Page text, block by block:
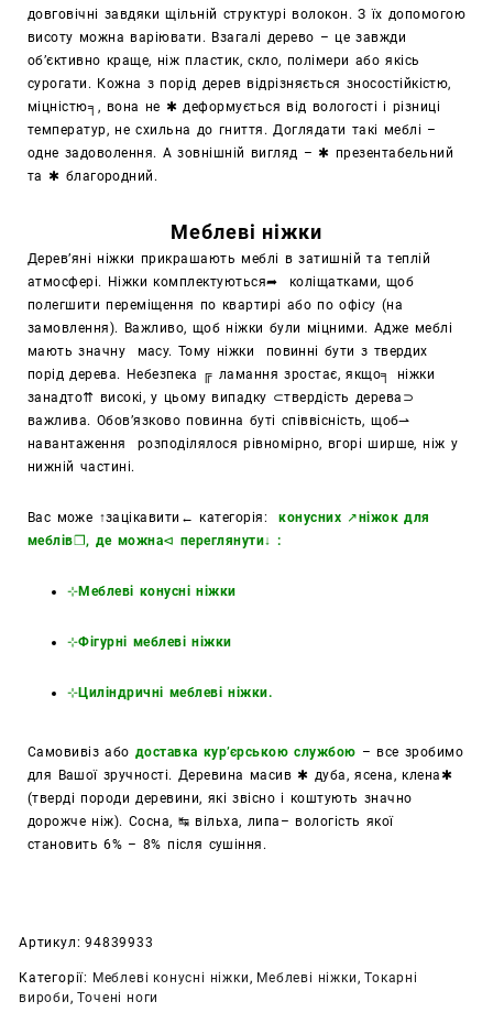
довговічні завдяки щільній структурі волокон.З їх допомогою
висоту можна варіювати. Взагалі дерево – це завжди
об’єктивно краще, ніж пластик, скло, полімери або якісь
сурогати. Кожна з порід дерев відрізняється зносостійкістю,
міцністю╕, вона не ✱ деформується від вологості і різниці
температур, не схильна до гниття. Доглядати такі меблі –
одне задоволення. А зовнішній вигляд – ✱ презентабельний
та ✱ благородний.
Меблеві ніжки
Дерев’яні ніжки прикрашають меблі в затишній та теплій
атмосфері. Ніжки комплектуються➦ коліщатками, щоб
полегшити переміщення по квартирі або по офісу (на
замовлення). Важливо, щоб ніжки були міцними. Адже меблі
мають значну масу. Тому ніжки повинні бути з твердих
порід дерева. Небезпека ╔ ламання зростає, якщо╕ ніжки
занадто⇈ високі, у цьому випадку ⊂твердість дерева⊃
важлива. Обов’язково повинна буті співвісність, щоб⇀
навантаження розподілялося рівномірно, вгорі ширше, ніж у
нижній частині.
Вас може ↑зацікавити ← категорія:конусних ↗ніжок для
меблів❐, де можна⊲ переглянути↓ :
⊹Меблеві конусні ніжки
⊹Фігурні меблеві ніжки
⊹Циліндричні меблеві ніжки.
Самовивіз або доставка кур’єрською службою – все зробимо
для Вашої зручності. Деревина масив ✱ дуба, ясена, клена✱
(тверді породи деревини, які звісно і коштують значно
дорожче ніж). Сосна, ↹ вільха, липа– вологість якої
становить 6% – 8% після сушіння.
Артикул:94839933
Категорії: Меблеві конусні ніжки , Меблеві ніжки ,Токарні
вироби ,Точені ноги